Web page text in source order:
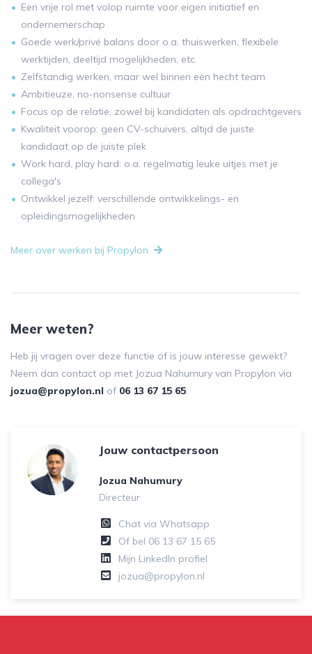
Een vrije rol met volop ruimte voor eigen initiatief en
ondernemerschap
Goede werk/privé balans door o.a. thuiswerken, flexibele
werktijden, deeltijd mogelijkheden, etc.
Zelfstandig werken, maar wel binnen een hecht team
Ambitieuze, no-nonsense cultuur
Focus op de relatie, zowel bij kandidaten als opdrachtgevers
Kwaliteit voorop: geen CV-schuivers, altijd de juiste
kandidaat op de juiste plek
Work hard, play hard: o.a. regelmatig leuke uitjes met je
collega's
Ontwikkel jezelf: verschillende ontwikkelings- en
opleidingsmogelijkheden
Meer over werken bij Propylon
Meer weten?
Heb jij vragen over deze functie of is jouw interesse gewekt?
Neem dan contact op met Jozua Nahumury van Propylon via
jozua@propylon.nl of 06 13 67 15 65.
Jouw contactpersoon
Jozua Nahumury
Directeur
Chat via Whatsapp
Of bel 06 13 67 15 65
Mijn LinkedIn profiel
jozua@propylon.nl